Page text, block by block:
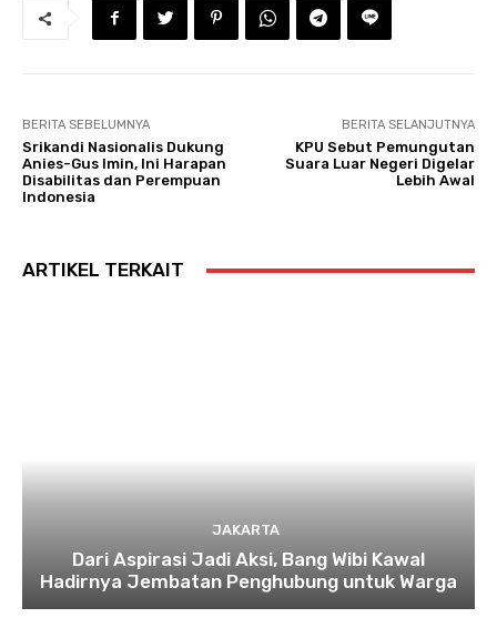
BERITA SEBELUMNYA
Srikandi Nasionalis Dukung
Anies-Gus Imin, Ini Harapan
Disabilitas dan Perempuan
Indonesia
BERITA SELANJUTNYA
KPU Sebut Pemungutan
Suara Luar Negeri Digelar
Lebih Awal
ARTIKEL TERKAIT
JAKARTA
Dari Aspirasi Jadi Aksi, Bang Wibi Kawal
Hadirnya Jembatan Penghubung untuk Warga